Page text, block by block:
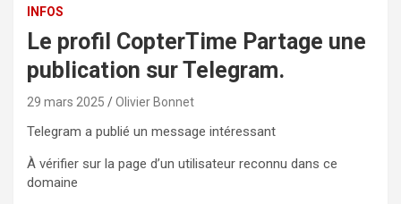
INFOS
Le profil CopterTime Partage une
publication sur Telegram.
29 mars 2025 Olivier Bonnet
Telegram a publié un message intéressant
À vérifier sur la page d’un utilisateur reconnu dans ce
domaine